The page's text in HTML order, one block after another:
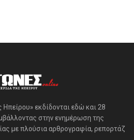
εκδίδονται εδώ και 28
στην ενημέρωση της
με πλούσια αρθρογραφία, ρεπορτάζ